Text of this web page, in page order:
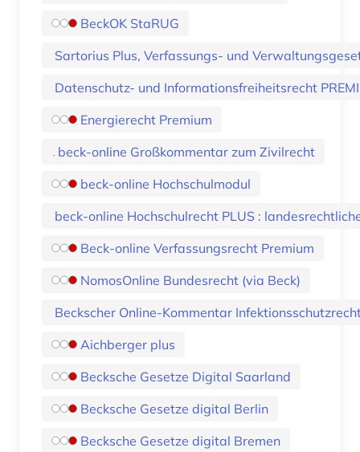
BeckOK StaRUG
Sartorius Plus, Verfassungs- und
Datenschutz- und Informationsfreiheitsrecht
Energierecht Premium
beck-online Großkommentar zum Zivilrecht
beck-online Hochschulmodul
beck-online Hochschulrecht PLUS :
Beck-online Verfassungsrecht Premium
NomosOnline Bundesrecht (via Beck)
Beckscher Online-Kommentar
Aichberger plus
Becksche Gesetze Digital Saarland
Becksche Gesetze digital Berlin
Becksche Gesetze digital Bremen